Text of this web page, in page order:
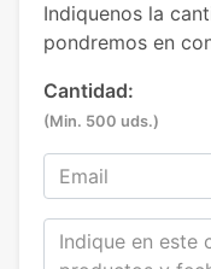
Indiquenos la
pondremos en
Cantidad:
(Min. 500 uds.)